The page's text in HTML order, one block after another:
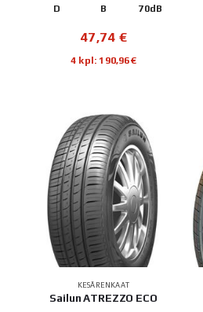
D B 70dB
47,74 €
4 kpl: 190,96€
KESÄRENKAAT
Sailun ATREZZO ECO